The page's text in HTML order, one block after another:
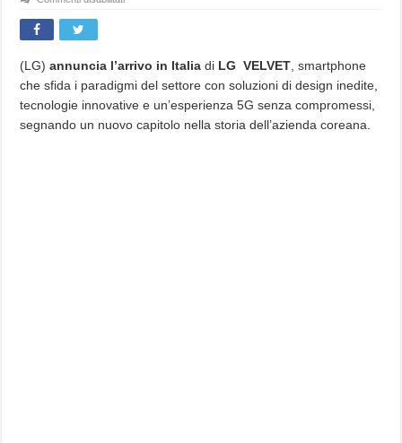
dalla
natura,
arriva
Italia
649€
(LG)annuncia l’arrivo in Italia di LG VELVET , smartphone
che sfida i paradigmi del settore con soluzioni di design inedite,
tecnologie innovative e un’esperienza 5G senza compromessi,
segnando un nuovo capitolo nella storia dell’azienda coreana.